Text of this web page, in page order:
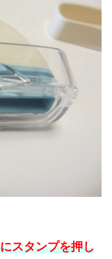
スタンプを押し